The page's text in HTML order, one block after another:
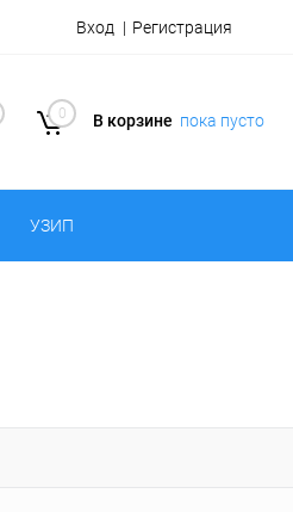
Вход Регистрация
0 В корзине пока пусто
УЗИП